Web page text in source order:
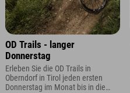
OD Trails - langer
Donnerstag
Erleben Sie die OD Trails in
Oberndorf in Tirol jeden ersten
Donnerstag im Monat bis in die